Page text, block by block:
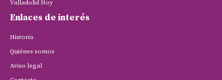
Valladolid Hoy
Enlaces de interés
Historia
Quiénes somos
Aviso legal